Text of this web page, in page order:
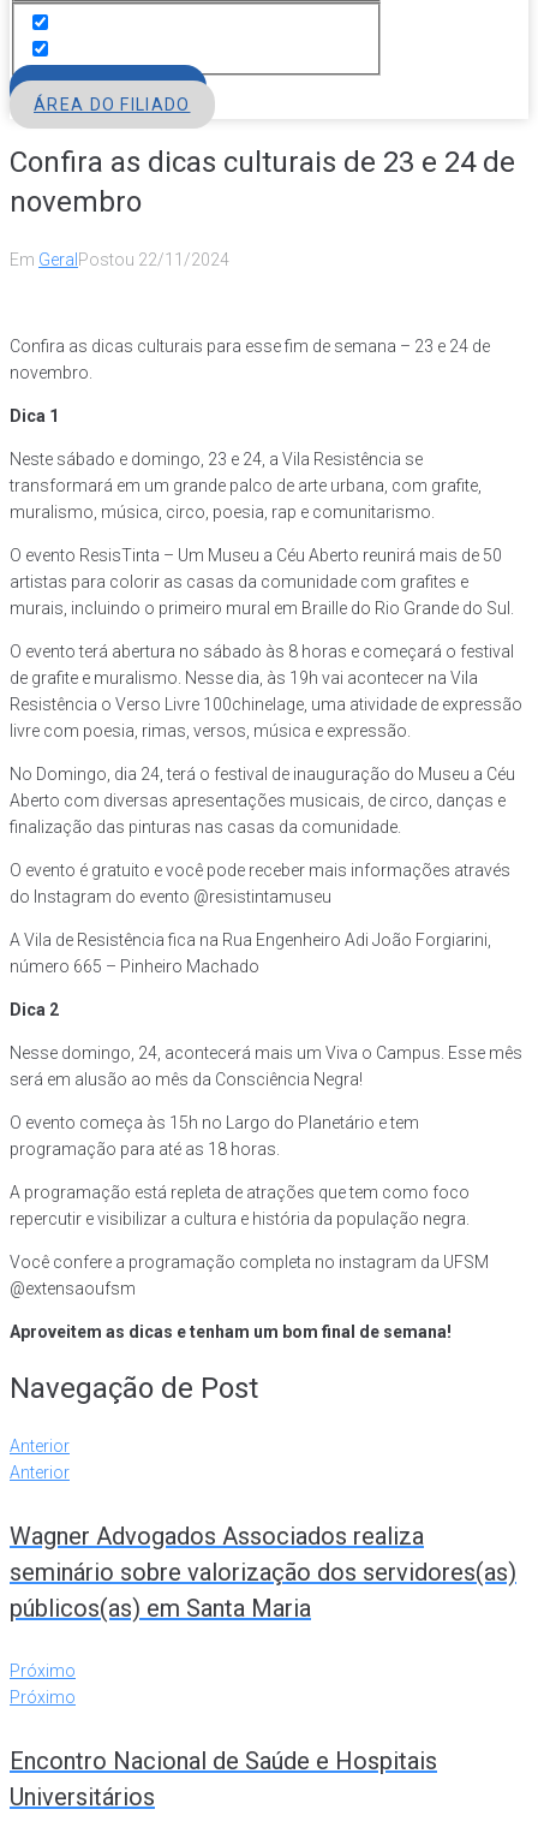
ÁREA DO FILIADO
Confira as dicas culturais de 23 e 24 de
novembro
Em Geral Postou 22/11/2024
Confira as dicas culturais para esse fim de semana – 23 e 24 de
novembro.
Dica 1
Neste sábado e domingo, 23 e 24, a Vila Resistência se
transformará em um grande palco de arte urbana, com grafite,
muralismo, música, circo, poesia, rap e comunitarismo.
O evento ResisTinta – Um Museu a Céu Aberto reunirá mais de 50
artistas para colorir as casas da comunidade com grafites e
murais, incluindo o primeiro mural em Braille do Rio Grande do Sul.
O evento terá abertura no sábado às 8 horas e começará o festival
de grafite e muralismo. Nesse dia, às 19h vai acontecer na Vila
Resistência o Verso Livre 100chinelage, uma atividade de expressão
livre com poesia, rimas, versos, música e expressão.
No Domingo, dia 24, terá o festival de inauguração do Museu a Céu
Aberto com diversas apresentações musicais, de circo, danças e
finalização das pinturas nas casas da comunidade.
O evento é gratuito e você pode receber mais informações através
do Instagram do evento @resistintamuseu
A Vila de Resistência fica na Rua Engenheiro Adi João Forgiarini,
número 665 – Pinheiro Machado
Dica 2
Nesse domingo, 24, acontecerá mais um Viva o Campus. Esse mês
será em alusão ao mês da Consciência Negra!
O evento começa às 15h no Largo do Planetário e tem
programação para até as 18 horas.
A programação está repleta de atrações que tem como foco
repercutir e visibilizar a cultura e história da população negra.
Você confere a programação completa no instagram da UFSM
@extensaoufsm
Aproveitem as dicas e tenham um bom final de semana!
Navegação de Post
Anterior
Anterior
Wagner Advogados Associados realiza
seminário sobre valorização dos servidores(as)
públicos(as) em Santa Maria
Próximo
Próximo
Encontro Nacional de Saúde e Hospitais
Universitários